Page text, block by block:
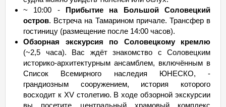
~ 10:00 - Прибытие на Большой Соловецкий
остров. Встреча на Тамарином причале. Трансфер в
гостиницу (размещение после 14:00 часов).
Обзорная экскурсия по Соловецкому кремлю
(~2,5 часа). Вас ждёт знакомство с Соловецким
историко-архитектурным ансамблем, включённым в
Список Всемирного наследия ЮНЕСКО, -
грандиозным сооружением, история которого
восходит к XV столетию. В ходе обзорной экскурсии
вы посетите центральный храмовый комплекс